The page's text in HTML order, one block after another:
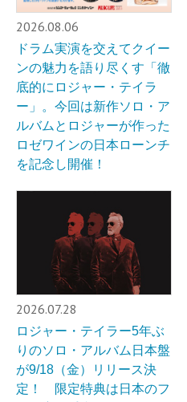
2026.08.06
ドラム実演を交えてクイー
ンの魅力を語り尽くす「徹
底的にロジャー・テイラ
ー」。今回は新作ソロ・ア
ルバムとロジャーが作った
ロゼワインの日本ローンチ
を記念し開催！
2026.07.28
ロジャー・テイラー5年ぶ
りのソロ・アルバム日本盤
が9/18（金）リリース決
定！ 限定特典は日本のフ